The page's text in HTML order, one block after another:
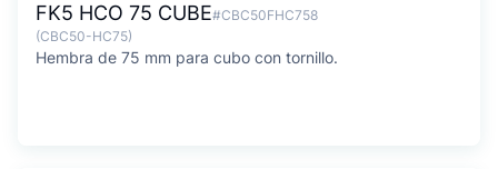
FK5 HCO 75 CUBE#CBC50FHC758
(CBC50-HC75)
Hembra de 75 mm para cubo con tornillo.